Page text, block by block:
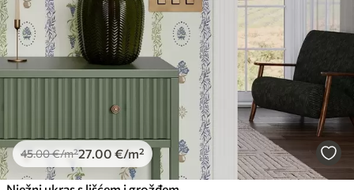
45.00€/m²27.00 €/m²